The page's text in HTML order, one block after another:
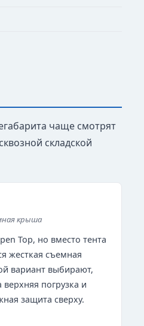
чаще смотрят
складской
крыша
Top, но вместо тента
жесткая съемная
вариант выбирают,
верхняя погрузка и
защита сверху.